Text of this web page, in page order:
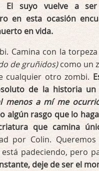
El suyo vuelve a
en esta ocasión
en vida.
Camina con la
de gruñidos)como un
cualquier otro zombi.
de la historia
menos a mí me
algún rasgo que lo
que camina
por Colin.
padeciendo, pero
deje de ser el